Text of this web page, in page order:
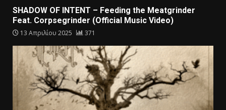
SHADOW OF INTENT – Feeding the Meatgrinder
Feat. Corpsegrinder (Official Music Video)
13 Απριλίου 2025 371